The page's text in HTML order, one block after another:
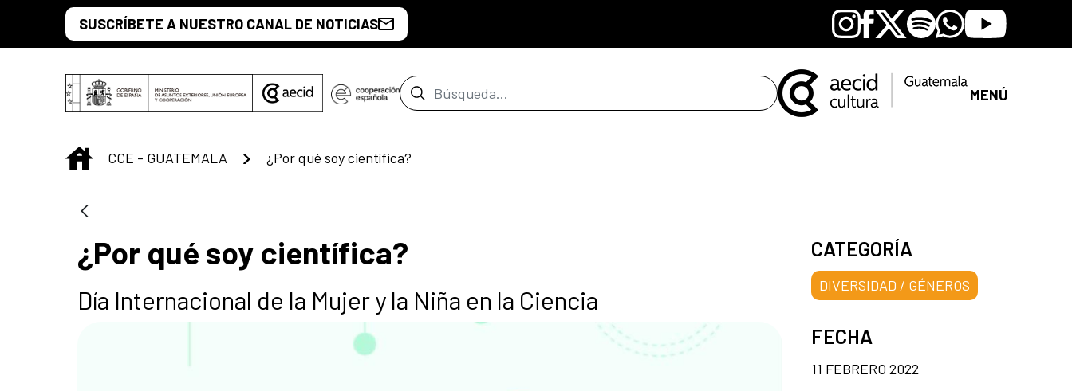
Saltar al contenido principal
SUSCRÍBETE A NUESTRO CANAL DE NOTICIAS Instagram
Facebook
X SpotifyWhatsapp
Youtube
Barra de búsqueda MENÚ
INICIO
CCE - GUATEMALA ¿Por qué soy científica?
¿Por qué soy científica?
Día Internacional de la Mujer y la Niña en la Ciencia
CATEGORÍA
DIVERSIDAD / GÉNEROS
FECHA
11 FEBRERO 2022